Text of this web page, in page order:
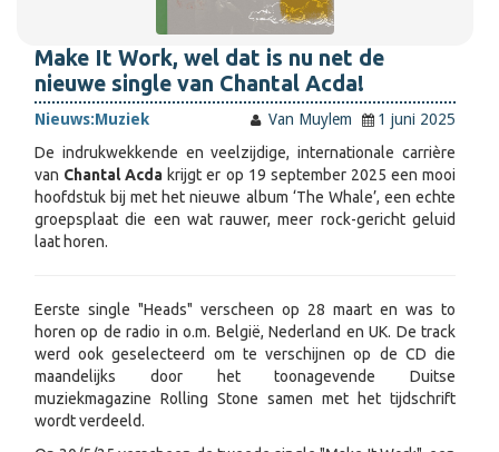
Make It Work, wel dat is nu net de
nieuwe single van Chantal Acda!
Nieuws:Muziek Van Muylem
1 juni 2025
De indrukwekkende en veelzijdige, internationale carrière
van Chantal Acda krijgt er op 19 september 2025 een mooi
hoofdstuk bij met het nieuwe album ‘The Whale’, een echte
groepsplaat die een wat rauwer, meer rock-gericht geluid
laat horen.
Eerste single "Heads" verscheen op 28 maart en was to
horen op de radio in o.m. België, Nederland en UK. De track
werd ook geselecteerd om te verschijnen op de CD die
maandelijks door het toonagevende Duitse
muziekmagazine Rolling Stone samen met het tijdschrift
wordt verdeeld.